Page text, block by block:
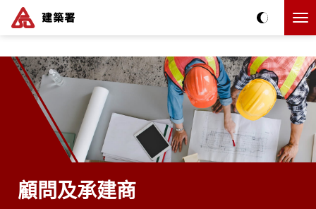
The detail of this page
顧問及承建商